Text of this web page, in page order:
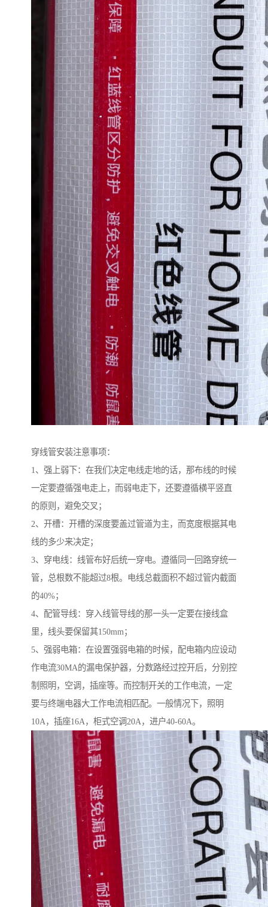
穿线管安装注意事项：
1、强上弱下：在我们决定电线走地的话，那布线的时候
一定要遵循强电走上，而弱电走下，还要遵循横平竖直
的原则，避免交叉；
2、开槽：开槽的深度要盖过管道为主，而宽度根据其电
线的多少来决定；
3、穿电线：线管布好后统一穿电。遵循同一回路穿统一
管，总根数不能超过8根。电线总截面积不超过管内截面
的40%；
4、配管导线：穿入线管导线的那一头一定要在接线盒
里，线头要保留其150mm；
5、强弱电箱：在设置强弱电箱的时候，配电箱内应设动
作电流30MA的漏电保护器，分数路经过控开后，分别控
制照明，空调，插座等。而控制开关的工作电流，一定
要与终端电器大工作电流相匹配。一般情况下，照明
10A，插座16A，柜式空调20A，进户40-60A。